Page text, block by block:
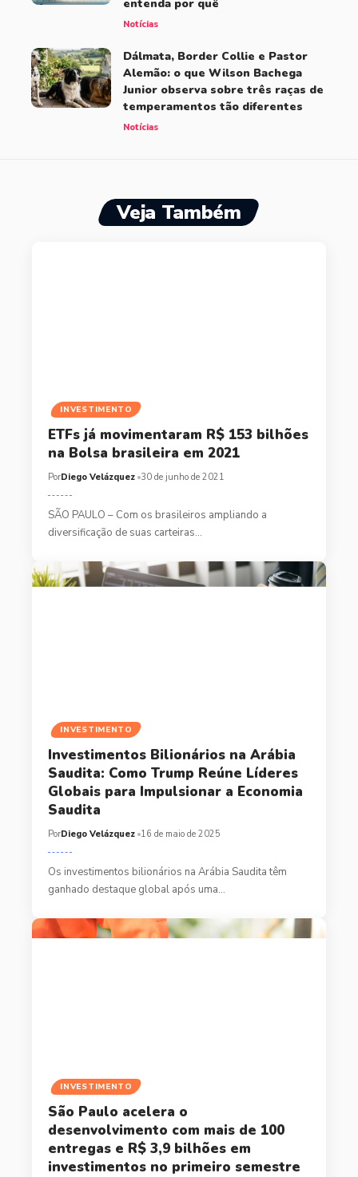
entenda por quê
Notícias
Dálmata, Border Collie e Pastor
Alemão: o que Wilson Bachega
Junior observa sobre três raças de
temperamentos tão diferentes
Notícias
Veja Também
INVESTIMENTO
ETFs já movimentaram R$ 153 bilhões
na Bolsa brasileira em 2021
PorDiego Velázquez 30 de junho de 2021
SÃO PAULO – Com os brasileiros ampliando a
diversificação de suas carteiras…
INVESTIMENTO
Investimentos Bilionários na Arábia
Saudita: Como Trump Reúne Líderes
Globais para Impulsionar a Economia
Saudita
PorDiego Velázquez 16 de maio de 2025
Os investimentos bilionários na Arábia Saudita têm
ganhado destaque global após uma…
INVESTIMENTO
São Paulo acelera o
desenvolvimento com mais de 100
entregas e R$ 3,9 bilhões em
investimentos no primeiro semestre